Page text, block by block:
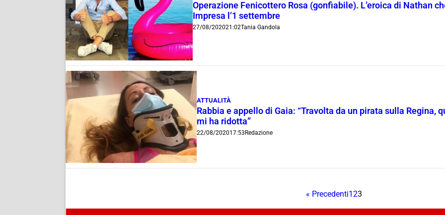
Operazione Fenicottero Rosa (gonfiabile). L’eroica di Nathan
Impresa l’1 settembre
27/08/202021:02Tania Gandola
ATTUALITÀ
Rabbia e appello di Gaia: “Travolta da un pirata sulla Regina,
mi ha ridotta”
22/08/202017:53 Redazione
« Precedenti123